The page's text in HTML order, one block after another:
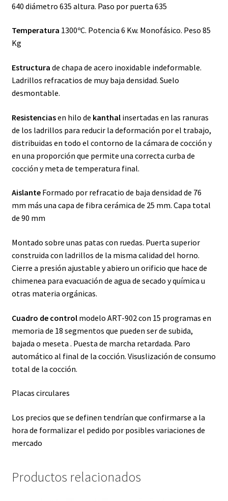
640 diámetro 635 altura. Paso por puerta 635
Temperatura 1300ºC. Potencia 6 Kw. Monofásico. Peso 85
Kg
Estructura de chapa de acero inoxidable indeformable.
Ladrillos refracatios de muy baja densidad. Suelo
desmontable.
Resistenciasen hilo de kanthal insertadas en las ranuras
de los ladrillos para reducir la deformación por el trabajo,
distribuidas en todo el contorno de la cámara de cocción y
en una proporción que permite una correcta curba de
cocción y meta de temperatura final.
AislanteFormado por refracatio de baja densidad de 76
mm más una capa de fibra cerámica de 25 mm. Capa total
de 90 mm
Montado sobre unas patas con ruedas. Puerta superior
construida con ladrillos de la misma calidad del horno.
Cierre a presión ajustable y abiero un orificio que hace de
chimenea para evacuación de agua de secado y química u
otras materia orgánicas.
Cuadro de control modelo ART-902 con 15 programas en
memoria de 18 segmentos que pueden ser de subida,
bajada o meseta . Puesta de marcha retardada. Paro
automático al final de la cocción. Visuslización de consumo
total de la cocción.
Placas circulares
Los precios que se definen tendrían que confirmarse a la
hora de formalizar el pedido por posibles variaciones de
mercado
Productos relacionados